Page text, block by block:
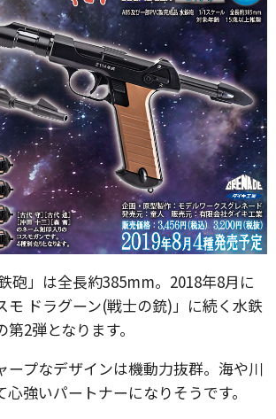
砲」は全長約385mm。2018年8月に
モ ドラグーン(戦士の銃)」に続く水鉄
2弾となります。
ープなデザインは機動力抜群。海や川
強いパートナーになりそうです。